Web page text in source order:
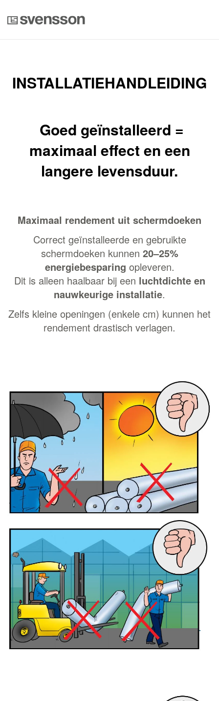
INSTALLATIEHANDLEIDING
Goed geïnstalleerd =
maximaal effect en een
langere levensduur.
Maximaal rendement uit schermdoeken
Correct geïnstalleerde en gebruikte
schermdoeken kunnen 20–25%
energiebesparing opleveren.
Dit is alleen haalbaar bij een luchtdichte en
nauwkeurige installatie.
Zelfs kleine openingen (enkele cm) kunnen het
rendement drastisch verlagen.